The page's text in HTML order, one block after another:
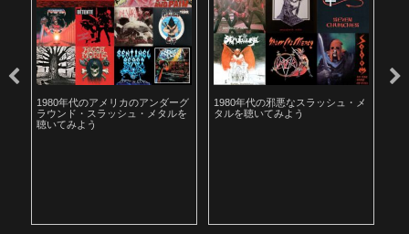
1980年代のアメリカのアンダーグ
ラウンド・スラッシュ・メタルを
聴いてみよう
1980年代の邪悪なスラッシュ・メ
タルを聴いてみよう